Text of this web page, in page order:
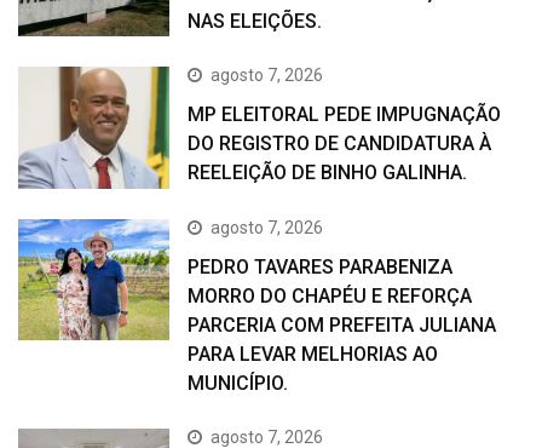
NAS ELEIÇÕES.
agosto 7, 2026
MP ELEITORAL PEDE IMPUGNAÇÃO
DO REGISTRO DE CANDIDATURA À
REELEIÇÃO DE BINHO GALINHA.
agosto 7, 2026
PEDRO TAVARES PARABENIZA
MORRO DO CHAPÉU E REFORÇA
PARCERIA COM PREFEITA JULIANA
PARA LEVAR MELHORIAS AO
MUNICÍPIO.
agosto 7, 2026